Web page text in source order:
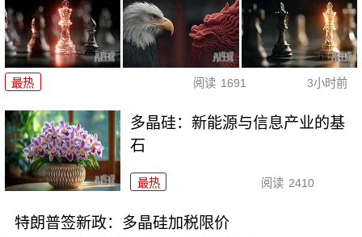
最热 阅读 1691 3小时前
多晶硅：新能源与信息产业的基
石
最热 阅读 2410
特朗普签新政：多晶硅加税限价